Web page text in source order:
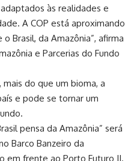
às realidades e
A COP está aproximando
Brasil, da Amazônia”, afirma
e Parcerias do Fundo
do que um bioma, a
e pode se tornar um
pensa da Amazônia” será
Barco Banzeiro da
em frente ao Porto Futuro II.